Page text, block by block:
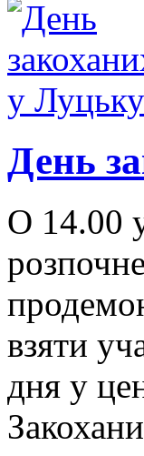
День
О 14.00
взяти
дня у